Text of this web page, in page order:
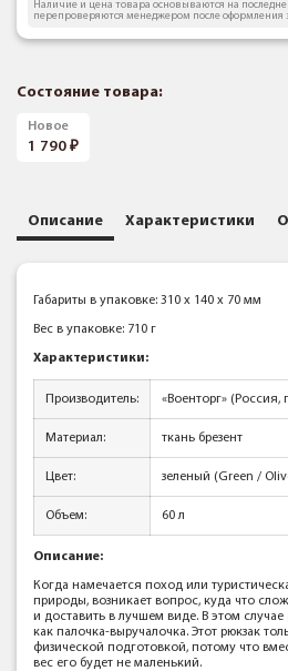
Наличие и цена товара основываются на
перепроверяются менеджером после оформления
Состояние товара:
Новое
1 790
Описание Характеристики
Габариты в упаковке: 310 x 140 x 70 мм
Вес в упаковке: 710 г
Характеристики:
Производитель: «Военторг» (Россия,
Материал: ткань брезент
Цвет: зеленый (Green /
Объем: 60 л
Описание:
Когда намечается поход или
природы, возникает вопрос, куда что
и доставить в лучшем виде. В этом случае
как палочка-выручалочка. Этот рюкзак
физической подготовкой, потому что
вес его будет не маленький.